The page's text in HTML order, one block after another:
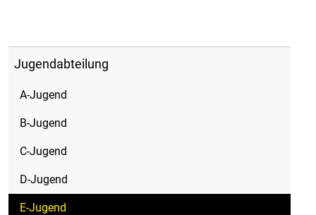
Jugendabteilung
A-Jugend
B-Jugend
C-Jugend
D-Jugend
E-Jugend